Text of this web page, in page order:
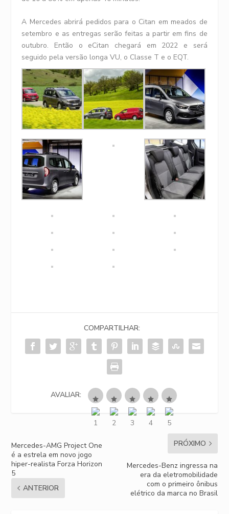
A Mercedes abrirá pedidos para o Citan em meados de
setembro e as entregas serão feitas a partir em fins de
outubro. Então o eCitan chegará em 2022 e será
seguido pela versão longa VU, o Classe T e o EQT.
COMPARTILHAR:
AVALIAR:
Mercedes-AMG Project One
é a estrela em novo jogo
hiper-realista Forza Horizon
5
ANTERIOR
PRÓXIMO
Mercedes-Benz ingressa na
era da eletromobilidade
com o primeiro ônibus
elétrico da marca no Brasil